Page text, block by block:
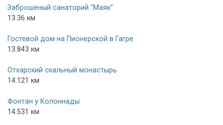
Заброшеный санаторий "Маяк"
13.36 км
Гостевой дом на Пионерской в Гагре
13.843 км
Отхарский скальный монастырь
14.121 км
Фонтан у Колоннады
14.531 км